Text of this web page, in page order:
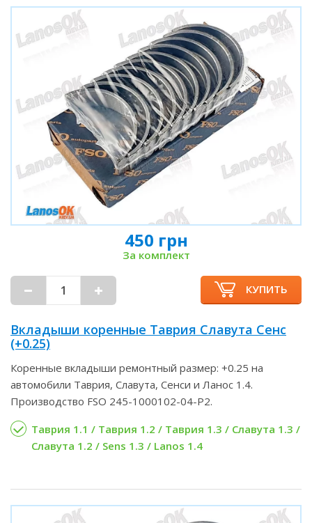
450 грн
За комплект
КУПИТЬ
Вкладыши коренные Таврия Славута Сенс
(+0.25)
Коренные вкладыши ремонтный размер: +0.25 на
автомобили Таврия, Славута, Сенси и Ланос 1.4.
Производство FSO 245-1000102-04-P2.
Таврия 1.1 / Таврия 1.2 / Таврия 1.3 / Славута 1.3 /
Славута 1.2 / Sens 1.3 / Lanos 1.4